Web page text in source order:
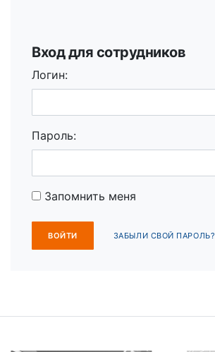
Вход для сотрудников
Логин:
Пароль:
Запомнить меня
ЗАБЫЛИ СВОЙ ПАРОЛЬ?